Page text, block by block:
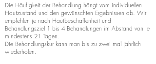
Die Häufigkeit der Behandlung hängt vom individuellen
Hautzustand und den gewünschten Ergebnissen ab. Wir
empfehlen je nach Hautbeschaffenheit und
Behandlungsziel 1 bis 4 Behandlungen im Abstand von je
mindestens 21 Tagen.
Die Behandlungskur kann man bis zu zwei mal jährlich
wiederholen.